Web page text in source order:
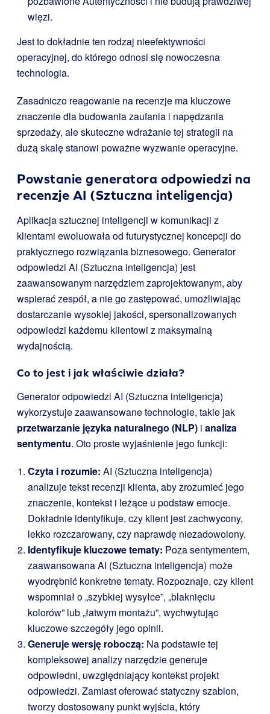
więzi.
Jest to dokładnie ten rodzaj nieefektywności
operacyjnej, do którego odnosi się nowoczesna
technologia.
Zasadniczo reagowanie na recenzje ma kluczowe
znaczenie dla budowania zaufania i napędzania
sprzedaży, ale skuteczne wdrażanie tej strategii na
dużą skalę stanowi poważne wyzwanie operacyjne.
Powstanie generatora odpowiedzi na
recenzje AI (Sztuczna inteligencja)
Aplikacja sztucznej inteligencji w komunikacji z
klientami ewoluowała od futurystycznej koncepcji do
praktycznego rozwiązania biznesowego. Generator
odpowiedzi AI (Sztuczna inteligencja) jest
zaawansowanym narzędziem zaprojektowanym, aby
wspierać zespół, a nie go zastępować, umożliwiając
dostarczanie wysokiej jakości, spersonalizowanych
odpowiedzi każdemu klientowi z maksymalną
wydajnością.
Co to jest i jak właściwie działa?
Generator odpowiedzi AI (Sztuczna inteligencja)
wykorzystuje zaawansowane technologie, takie jak
przetwarzanie języka naturalnego (NLP) i analiza
sentymentu. Oto proste wyjaśnienie jego funkcji:
Czyta i rozumie: AI (Sztuczna inteligencja)
analizuje tekst recenzji klienta, aby zrozumieć jego
znaczenie, kontekst i leżące u podstaw emocje.
Dokładnie identyfikuje, czy klient jest zachwycony,
lekko rozczarowany, czy naprawdę niezadowolony.
Identyfikuje kluczowe tematy: Poza sentymentem,
zaawansowana AI (Sztuczna inteligencja) może
wyodrębnić konkretne tematy. Rozpoznaje, czy klient
wspomniał o „szybkiej wysyłce”, „blaknięciu
kolorów” lub „łatwym montażu”, wychwytując
kluczowe szczegóły jego opinii.
Generuje wersję roboczą: Na podstawie tej
kompleksowej analizy narzędzie generuje
odpowiedni, uwzględniający kontekst projekt
odpowiedzi. Zamiast oferować statyczny szablon,
tworzy dostosowany punkt wyjścia, który